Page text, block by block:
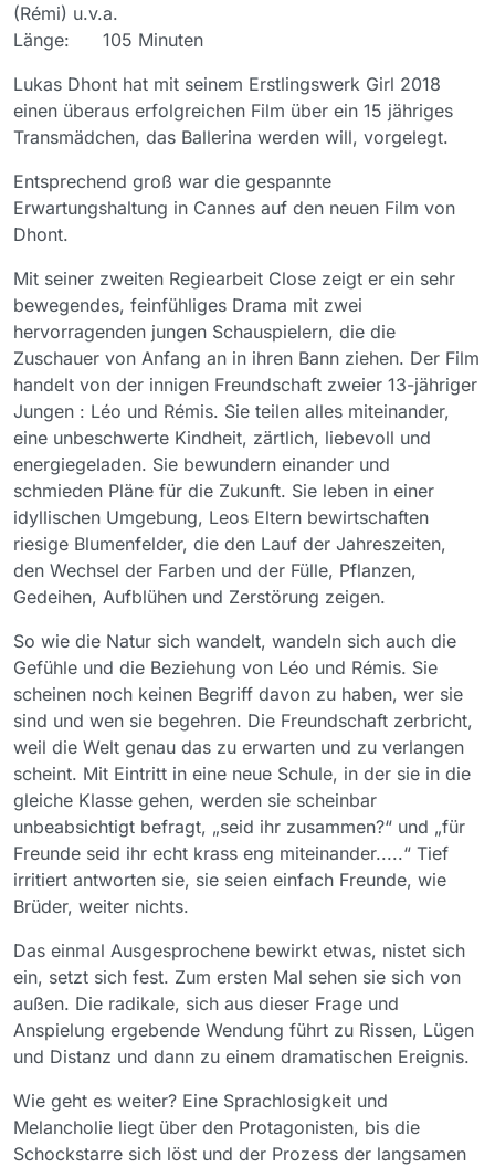
(Rémi) u.v.a.
Länge: 105 Minuten
Lukas Dhont hat mit seinem Erstlingswerk Girl 2018
einen überaus erfolgreichen Film über ein 15 jähriges
Transmädchen, das Ballerina werden will, vorgelegt.
Entsprechend groß war die gespannte
Erwartungshaltung in Cannes auf den neuen Film von
Dhont.
Mit seiner zweiten Regiearbeit Close zeigt er ein sehr
bewegendes, feinfühliges Drama mit zwei
hervorragenden jungen Schauspielern, die die
Zuschauer von Anfang an in ihren Bann ziehen. Der Film
handelt von der innigen Freundschaft zweier 13-jähriger
Jungen : Léo und Rémis. Sie teilen alles miteinander,
eine unbeschwerte Kindheit, zärtlich, liebevoll und
energiegeladen. Sie bewundern einander und
schmieden Pläne für die Zukunft. Sie leben in einer
idyllischen Umgebung, Leos Eltern bewirtschaften
riesige Blumenfelder, die den Lauf der Jahreszeiten,
den Wechsel der Farben und der Fülle, Pflanzen,
Gedeihen, Aufblühen und Zerstörung zeigen.
So wie die Natur sich wandelt, wandeln sich auch die
Gefühle und die Beziehung von Léo und Rémis. Sie
scheinen noch keinen Begriff davon zu haben, wer sie
sind und wen sie begehren. Die Freundschaft zerbricht,
weil die Welt genau das zu erwarten und zu verlangen
scheint. Mit Eintritt in eine neue Schule, in der sie in die
gleiche Klasse gehen, werden sie scheinbar
unbeabsichtigt befragt, „seid ihr zusammen?“ und „für
Freunde seid ihr echt krass eng miteinander.....“ Tief
irritiert antworten sie, sie seien einfach Freunde, wie
Brüder, weiter nichts.
Das einmal Ausgesprochene bewirkt etwas, nistet sich
ein, setzt sich fest. Zum ersten Mal sehen sie sich von
außen. Die radikale, sich aus dieser Frage und
Anspielung ergebende Wendung führt zu Rissen, Lügen
und Distanz und dann zu einem dramatischen Ereignis.
Wie geht es weiter? Eine Sprachlosigkeit und
Melancholie liegt über den Protagonisten, bis die
Schockstarre sich löst und der Prozess der langsamen